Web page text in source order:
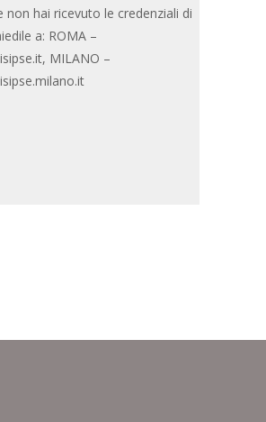
non hai ricevuto le credenziali di
a: ROMA –
, MILANO –